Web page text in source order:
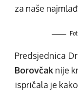
za naše
Predsjednica
Borovčak nije
ispričala je